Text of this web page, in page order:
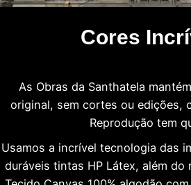
Cores
As Obras da Santhatela
original, sem cortes ou edições,
Reprodução tem
Usamos a incrível tecnologia das
duráveis tintas HP Látex, além do